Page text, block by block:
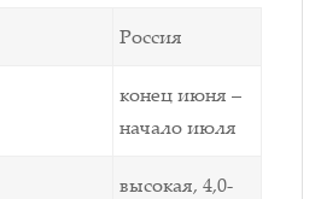
Россия
конец июня –
начало июля
высокая, 4,0-